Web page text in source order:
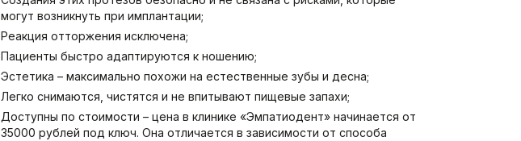
могут возникнуть при имплантации;
Реакция отторжения исключена;
Пациенты быстро адаптируются к ношению;
Эстетика – максимально похожи на естественные зубы и десна;
Легко снимаются, чистятся и не впитывают пищевые запахи;
Доступны по стоимости – цена в клинике «Эмпатиодент» начинается от
35000 рублей под ключ. Она отличается в зависимости от способа